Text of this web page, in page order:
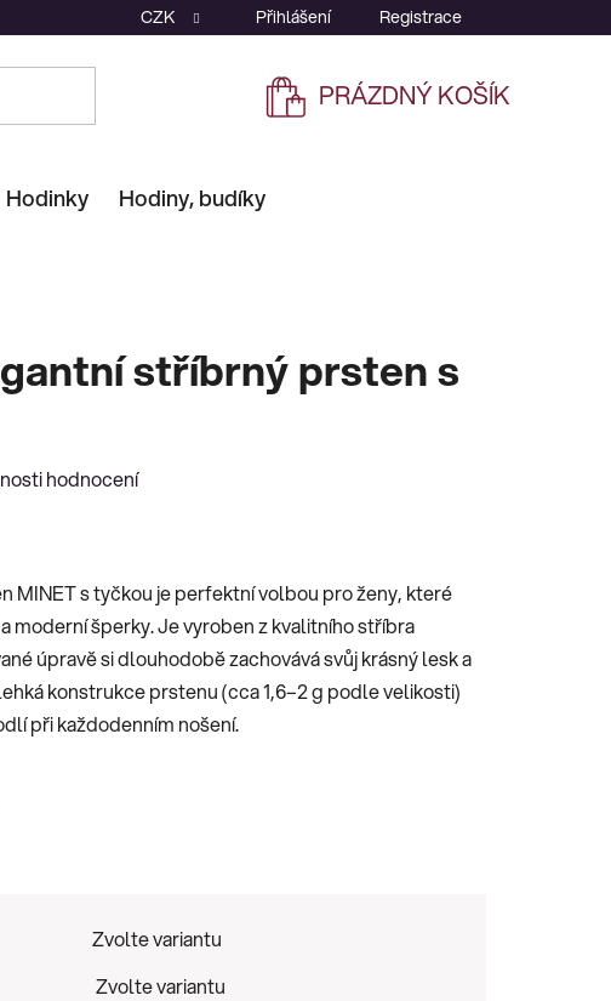
CZK Přihlášení Registrace
NÁKUPNÍ
PRÁZDNÝ KOŠÍK
Hodinky Hodiny, budíky
stříbrný prsten s
hodnocení
MINET s tyčkou je perfektní volbou pro ženy, které
moderní šperky. Je vyroben z kvalitního stříbra
úpravě si dlouhodobě zachovává svůj krásný lesk a
konstrukce prstenu (cca 1,6–2 g podle velikosti)
při každodenním nošení.
Zvolte variantu
Zvolte variantu